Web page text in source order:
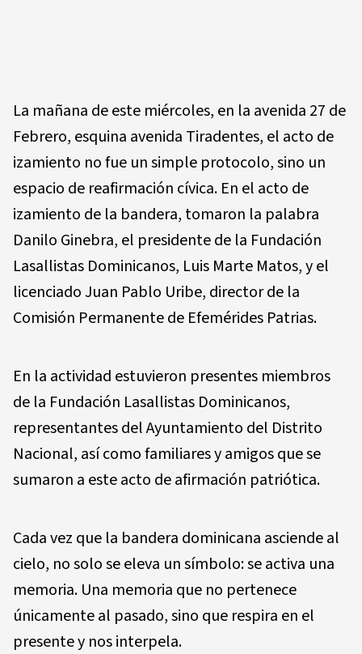
La mañana de este miércoles, en la avenida 27 de
Febrero, esquina avenida Tiradentes, el acto de
izamiento no fue un simple protocolo, sino un
espacio de reafirmación cívica. En el acto de
izamiento de la bandera, tomaron la palabra
Danilo Ginebra, el presidente de la Fundación
Lasallistas Dominicanos, Luis Marte Matos, y el
licenciado Juan Pablo Uribe, director de la
Comisión Permanente de Efemérides Patrias.
En la actividad estuvieron presentes miembros
de la Fundación Lasallistas Dominicanos,
representantes del Ayuntamiento del Distrito
Nacional, así como familiares y amigos que se
sumaron a este acto de afirmación patriótica.
Cada vez que la bandera dominicana asciende al
cielo, no solo se eleva un símbolo: se activa una
memoria. Una memoria que no pertenece
únicamente al pasado, sino que respira en el
presente y nos interpela.